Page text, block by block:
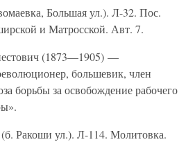
Большая ул.). Л-32. Пос.
и Матросской. Авт. 7.
(1873—1905) —
большевик, член
борьбы за освобождение рабочего
(б. Ракоши ул.). Л-114. Молитовка.